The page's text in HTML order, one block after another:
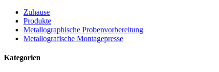
Zuhause
Produkte
Metallographische Probenvorbereitung
Metallografische Montagepresse
Kategorien